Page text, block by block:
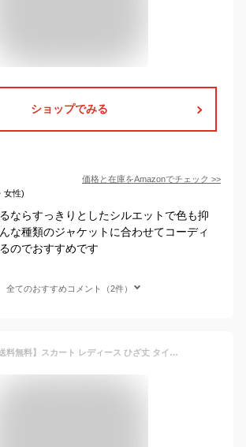
ショップでみる
価格と在庫をAmazonでチェック >>
女性)
ならすっきりとしたシルエットで色も抑
な種類のジャケットに合わせてコーディ
のでおすすめです
全てのおすすめコメント（2件）
【メール便送料無料】スカート レディース ひざ丈 タイトスカート 秋 冬 秋冬 切替 スカート ミディアム丈 マーメイドスカート フリル きれいめ 膝丈 ブラック 黒 レッド 赤 ウエストゴム 大人 ミディアムスカート 20代 30代 40代 OL オフィス カジュアル あす楽